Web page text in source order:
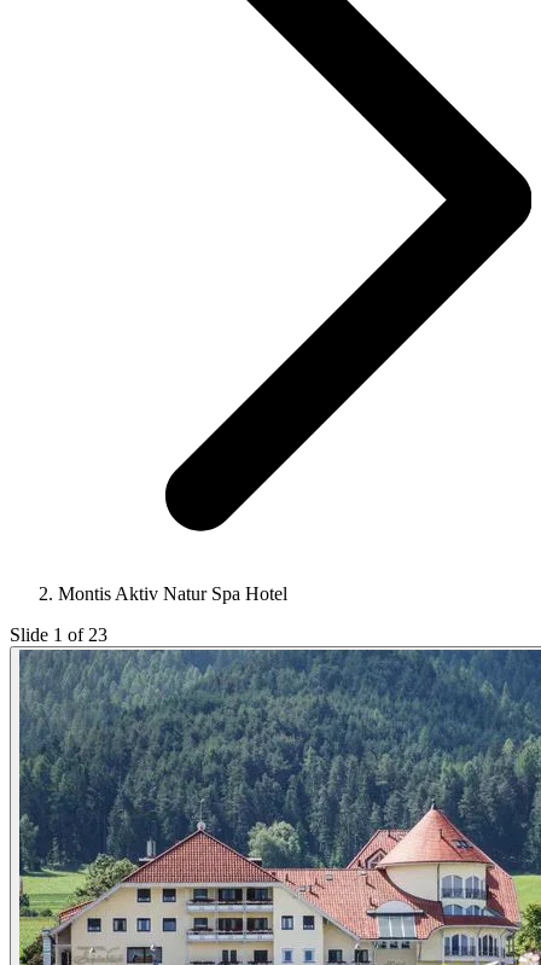
Montis Aktiv Natur Spa Hotel
Slide 1 of 23